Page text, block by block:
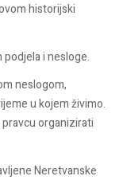
historijski
i nesloge.
neslogom,
u kojem živimo.
organizirati
Neretvanske